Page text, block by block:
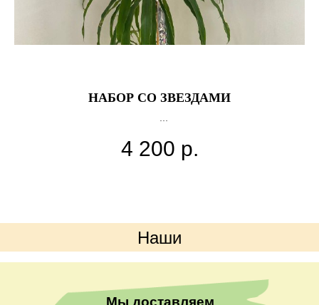
НАБОР СО ЗВЕЗДАМИ
14 звезд
4 200 р.
Наши
преимущества
Мы доставляем